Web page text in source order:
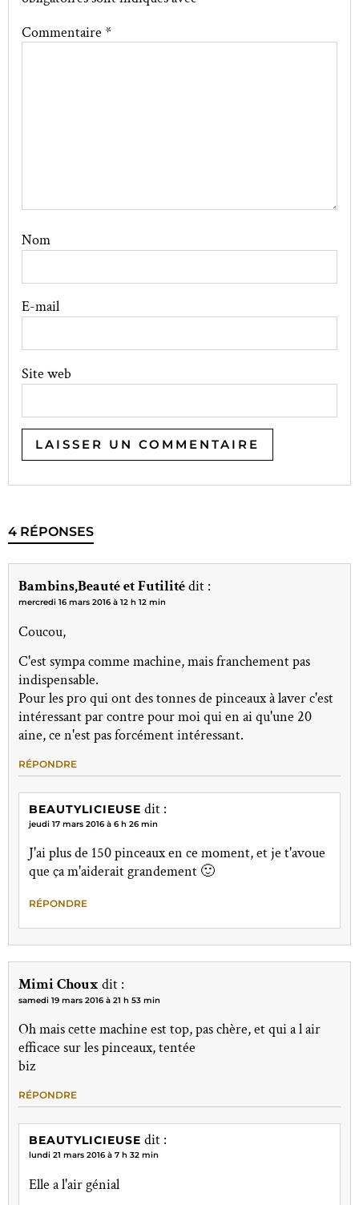
Commentaire *
Nom
E-mail
Site web
4 RÉPONSES
Bambins,Beauté et Futilitédit :
mercredi 16 mars 2016 à 12 h 12 min
Coucou,
C'est sympa comme machine, mais franchement pas
indispensable.
Pour les pro qui ont des tonnes de pinceaux à laver c'est
intéressant par contre pour moi qui en ai qu'une 20
aine, ce n'est pas forcément intéressant.
RÉPONDRE
BEAUTYLICIEUSE dit :
jeudi 17 mars 2016 à 6 h 26 min
J'ai plus de 150 pinceaux en ce moment, et je t'avoue
que ça m'aiderait grandement 🙂
RÉPONDRE
Mimi Choux dit :
samedi 19 mars 2016 à 21 h 53 min
Oh mais cette machine est top, pas chère, et qui a l air
efficace sur les pinceaux, tentée
biz
RÉPONDRE
BEAUTYLICIEUSE dit :
lundi 21 mars 2016 à 7 h 32 min
Elle a l'air génial